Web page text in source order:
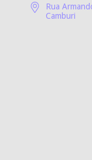
Rua
Camburi